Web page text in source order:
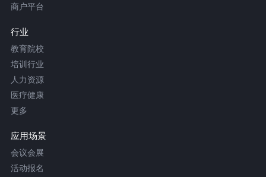
商户平台
行业
教育院校
培训行业
人力资源
医疗健康
更多
应用场景
会议会展
活动报名